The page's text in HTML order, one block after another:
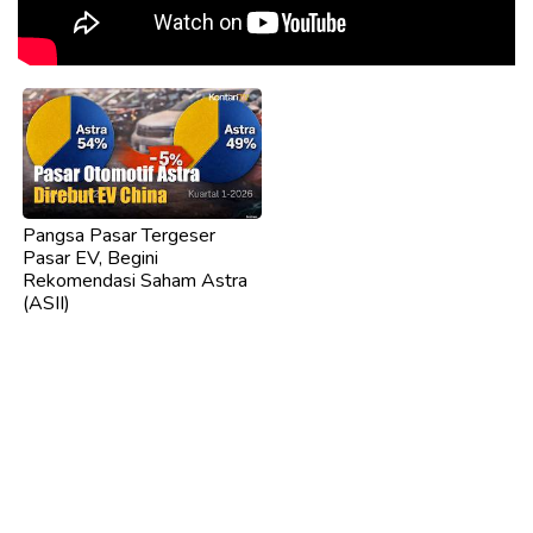
Pangsa Pasar Tergeser
Pasar EV, Begini
Rekomendasi Saham Astra
(ASII)